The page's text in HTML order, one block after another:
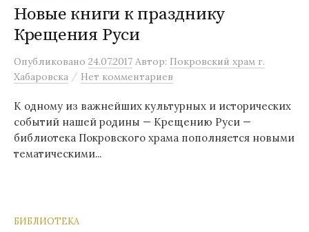
Новые книги к празднику
Крещения Руси
Опубликовано 24.07.2017 Автор: Покровский храм г.
Хабаровска / Нет комментариев
К одному из важнейших культурных и исторических
событий нашей родины — Крещению Руси —
библиотека Покровского храма пополняется новыми
тематическими...
БИБЛИОТЕКА